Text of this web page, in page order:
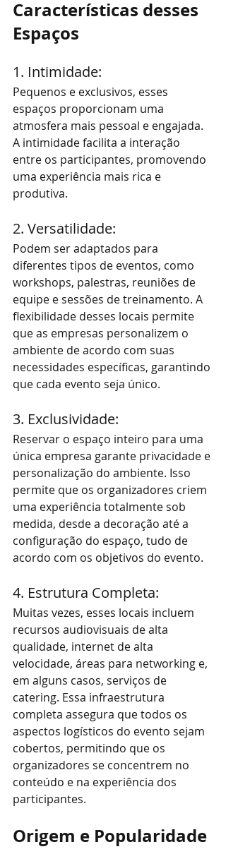
Características desses
Espaços
1. Intimidade:
Pequenos e exclusivos, esses
espaços proporcionam uma
atmosfera mais pessoal e engajada.
A intimidade facilita a interação
entre os participantes, promovendo
uma experiência mais rica e
produtiva.
2. Versatilidade:
Podem ser adaptados para
diferentes tipos de eventos, como
workshops, palestras, reuniões de
equipe e sessões de treinamento. A
flexibilidade desses locais permite
que as empresas personalizem o
ambiente de acordo com suas
necessidades específicas, garantindo
que cada evento seja único.
3. Exclusividade:
Reservar o espaço inteiro para uma
única empresa garante privacidade e
personalização do ambiente. Isso
permite que os organizadores criem
uma experiência totalmente sob
medida, desde a decoração até a
configuração do espaço, tudo de
acordo com os objetivos do evento.
4. Estrutura Completa:
Muitas vezes, esses locais incluem
recursos audiovisuais de alta
qualidade, internet de alta
velocidade, áreas para networking e,
em alguns casos, serviços de
catering. Essa infraestrutura
completa assegura que todos os
aspectos logísticos do evento sejam
cobertos, permitindo que os
organizadores se concentrem no
conteúdo e na experiência dos
participantes.
Origem e Popularidade